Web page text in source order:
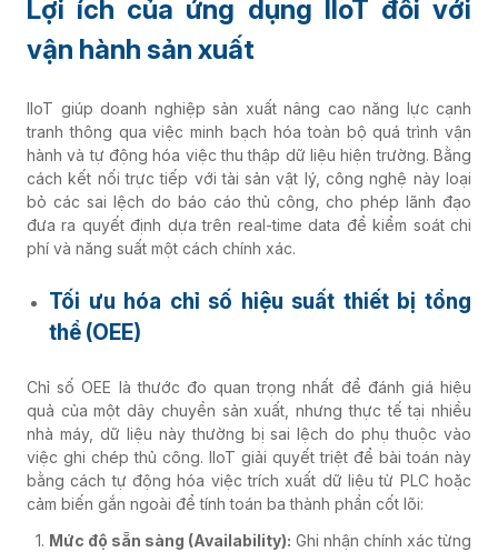
Lợi ích của ứng dụng IIoT đối với
vận hành sản xuất
IIoT giúp doanh nghiệp sản xuất nâng cao năng lực cạnh
tranh thông qua việc minh bạch hóa toàn bộ quá trình vận
hành và tự động hóa việc thu thập dữ liệu hiện trường. Bằng
cách kết nối trực tiếp với tài sản vật lý, công nghệ này loại
bỏ các sai lệch do báo cáo thủ công, cho phép lãnh đạo
đưa ra quyết định dựa trên real-time data để kiểm soát chi
phí và năng suất một cách chính xác.
Tối ưu hóa chỉ số hiệu suất thiết bị tổng
thể (OEE)
Chỉ số OEE là thước đo quan trọng nhất để đánh giá hiệu
quả của một dây chuyền sản xuất, nhưng thực tế tại nhiều
nhà máy, dữ liệu này thường bị sai lệch do phụ thuộc vào
việc ghi chép thủ công. IIoT giải quyết triệt để bài toán này
bằng cách tự động hóa việc trích xuất dữ liệu từ PLC hoặc
cảm biến gắn ngoài để tính toán ba thành phần cốt lõi:
Mức độ sẵn sàng (Availability): Ghi nhận chính xác từng